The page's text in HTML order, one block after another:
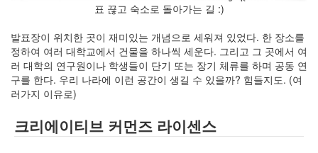
표 끊고 숙소로 돌아가는 길 :)
발표장이 위치한 곳이 재미있는 개념으로 세워져 있었다. 한 장소를
정하여 여러 대학교에서 건물을 하나씩 세운다. 그리고 그 곳에서 여
러 대학의 연구원이나 학생들이 단기 또는 장기 체류를 하며 공동 연
구를 한다. 우리 나라에 이런 공간이 생길 수 있을까? 힘들지도. (여
러가지 이유로)
크리에이티브 커먼즈 라이센스